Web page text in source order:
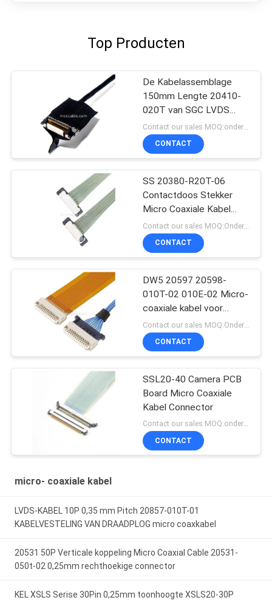
Top Producten
De Kabelassemblage
150mm Lengte 20410-
020T van SGC LVDS
voor LCD het Scherm
CONTACT
SS 20380-R20T-06
Contactdoos Stekker
Micro Coaxiale Kabel
Connector
CONTACT
DW5 20597 20598-
010T-02 010E-02 Micro-
coaxiale kabel voor
ontvangstplug
CONTACT
SSL20-40 Camera PCB
Board Micro Coaxiale
Kabel Connector
Contact our sales MOQ:onderhandelbaar
CONTACT
micro- coaxiale kabel
LVDS-KABEL 10P 0,35 mm Pitch 20857-010T-01
KABELVESTELING VAN DRAADPLOG micro coaxkabel
20531 50P Verticale koppeling Micro Coaxial Cable 20531-
050t-02 0,25mm rechthoekige connector
KEL XSLS Serise 30Pin 0,25mm toonhoogte XSLS20-30P